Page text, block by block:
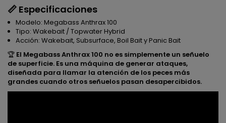
📏 Especificaciones
Modelo: Megabass Anthrax 100
Tipo: Wakebait / Topwater Hybrid
Acción: Wakebait, Subsurface, Boil Bait y Panic Bait
🏆 El Megabass Anthrax 100 no es simplemente un señuelo
de superficie. Es una máquina de generar ataques,
diseñada para llamar la atención de los peces más
grandes cuando otros señuelos pasan desapercibidos.